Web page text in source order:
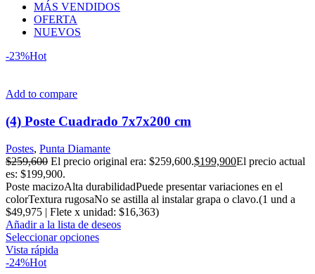
MÁS VENDIDOS
OFERTA
NUEVOS
-23%Hot
Add to compare
(4) Poste Cuadrado 7x7x200 cm
Postes, Punta Diamante
$259,600 El precio original era: $259,600.$199,900El precio actual
es: $199,900.
Poste macizoAlta durabilidadPuede presentar variaciones en el
colorTextura rugosaNo se astilla al instalar grapa o clavo.(1 und a
$49,975 | Flete x unidad: $16,363)
Añadir a la lista de deseos
Seleccionar opciones
Vista rápida
-24%Hot